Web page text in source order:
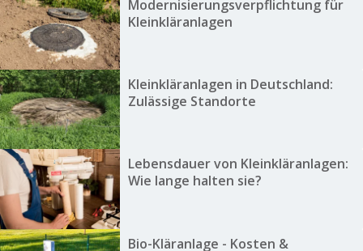
Modernisierungsverpflichtung für
Kleinkläranlagen
Kleinkläranlagen in Deutschland:
Zulässige Standorte
Lebensdauer von Kleinkläranlagen:
Wie lange halten sie?
Bio-Kläranlage - Kosten &